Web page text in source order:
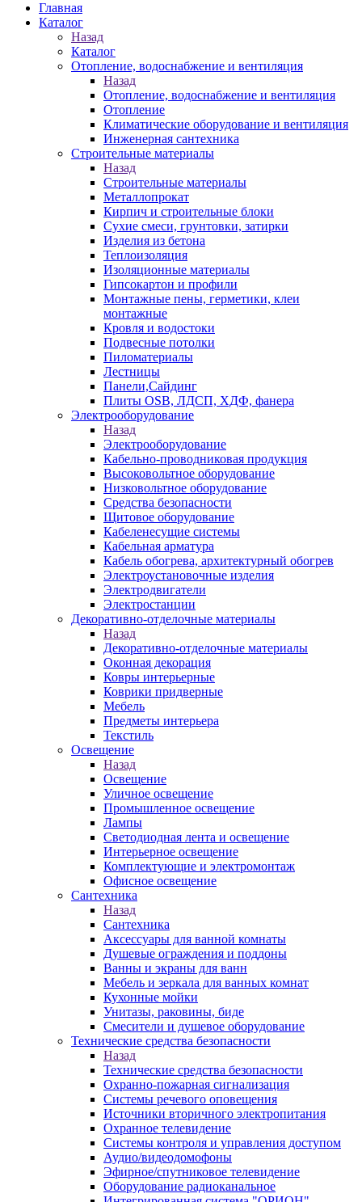
Главная
Каталог
Назад
Каталог
Отопление, водоснабжение и вентиляция
Назад
Отопление, водоснабжение и вентиляция
Отопление
Климатические оборудование и вентиляция
Инженерная сантехника
Строительные материалы
Назад
Строительные материалы
Металлопрокат
Кирпич и строительные блоки
Сухие смеси, грунтовки, затирки
Изделия из бетона
Теплоизоляция
Изоляционные материалы
Гипсокартон и профили
Монтажные пены, герметики, клеи
монтажные
Кровля и водостоки
Подвесные потолки
Пиломатериалы
Лестницы
Панели,Сайдинг
Плиты OSB, ЛДСП, ХДФ, фанера
Электрооборудование
Назад
Электрооборудование
Кабельно-проводниковая продукция
Высоковольтное оборудование
Низковольтное оборудование
Средства безопасности
Щитовое оборудование
Кабеленесущие системы
Кабельная арматура
Кабель обогрева, архитектурный обогрев
Электроустановочные изделия
Электродвигатели
Электростанции
Декоративно-отделочные материалы
Назад
Декоративно-отделочные материалы
Оконная декорация
Ковры интерьерные
Коврики придверные
Мебель
Предметы интерьера
Текстиль
Освещение
Назад
Освещение
Уличное освещение
Промышленное освещение
Лампы
Светодиодная лента и освещение
Интерьерное освещение
Комплектующие и электромонтаж
Офисное освещение
Сантехника
Назад
Сантехника
Аксессуары для ванной комнаты
Душевые ограждения и поддоны
Ванны и экраны для ванн
Мебель и зеркала для ванных комнат
Кухонные мойки
Унитазы, раковины, биде
Смесители и душевое оборудование
Технические средства безопасности
Назад
Технические средства безопасности
Охранно-пожарная сигнализация
Системы речевого оповещения
Источники вторичного электропитания
Охранное телевидение
Системы контроля и управления доступом
Аудио/видеодомофоны
Эфирное/спутниковое телевидение
Оборудование радиоканальное